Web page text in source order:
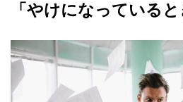
「やけになっている